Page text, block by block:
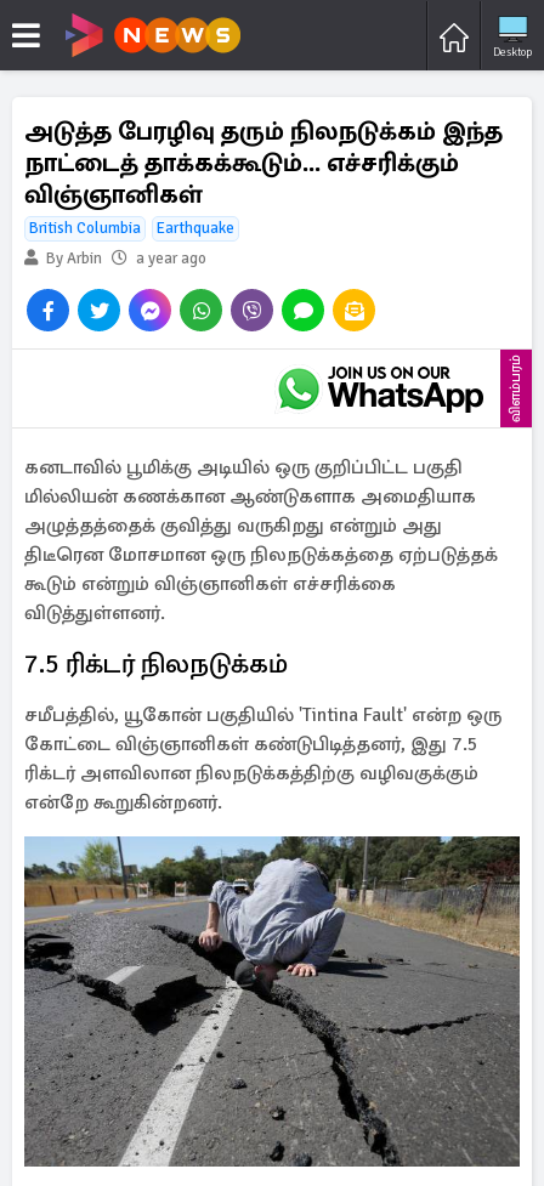
Desktop
அடுத்த பேரழிவு தரும் நிலநடுக்கம் இந்த
நாட்டைத் தாக்கக்கூடும்... எச்சரிக்கும்
விஞ்ஞானிகள்
British Columbia
Earthquake
By Arbin
a year ago
விளம்பரம்
கனடாவில் பூமிக்கு அடியில் ஒரு குறிப்பிட்ட பகுதி
மில்லியன் கணக்கான ஆண்டுகளாக அமைதியாக
அழுத்தத்தைக் குவித்து வருகிறது என்றும் அது
திடீரென மோசமான ஒரு நிலநடுக்கத்தை ஏற்படுத்தக்
கூடும் என்றும் விஞ்ஞானிகள் எச்சரிக்கை
விடுத்துள்ளனர்.
7.5 ரிக்டர் நிலநடுக்கம்
சமீபத்தில், யூகோன் பகுதியில் 'Tintina Fault' என்ற ஒரு
கோட்டை விஞ்ஞானிகள் கண்டுபிடித்தனர், இது 7.5
ரிக்டர் அளவிலான நிலநடுக்கத்திற்கு வழிவகுக்கும்
என்றே கூறுகின்றனர்.